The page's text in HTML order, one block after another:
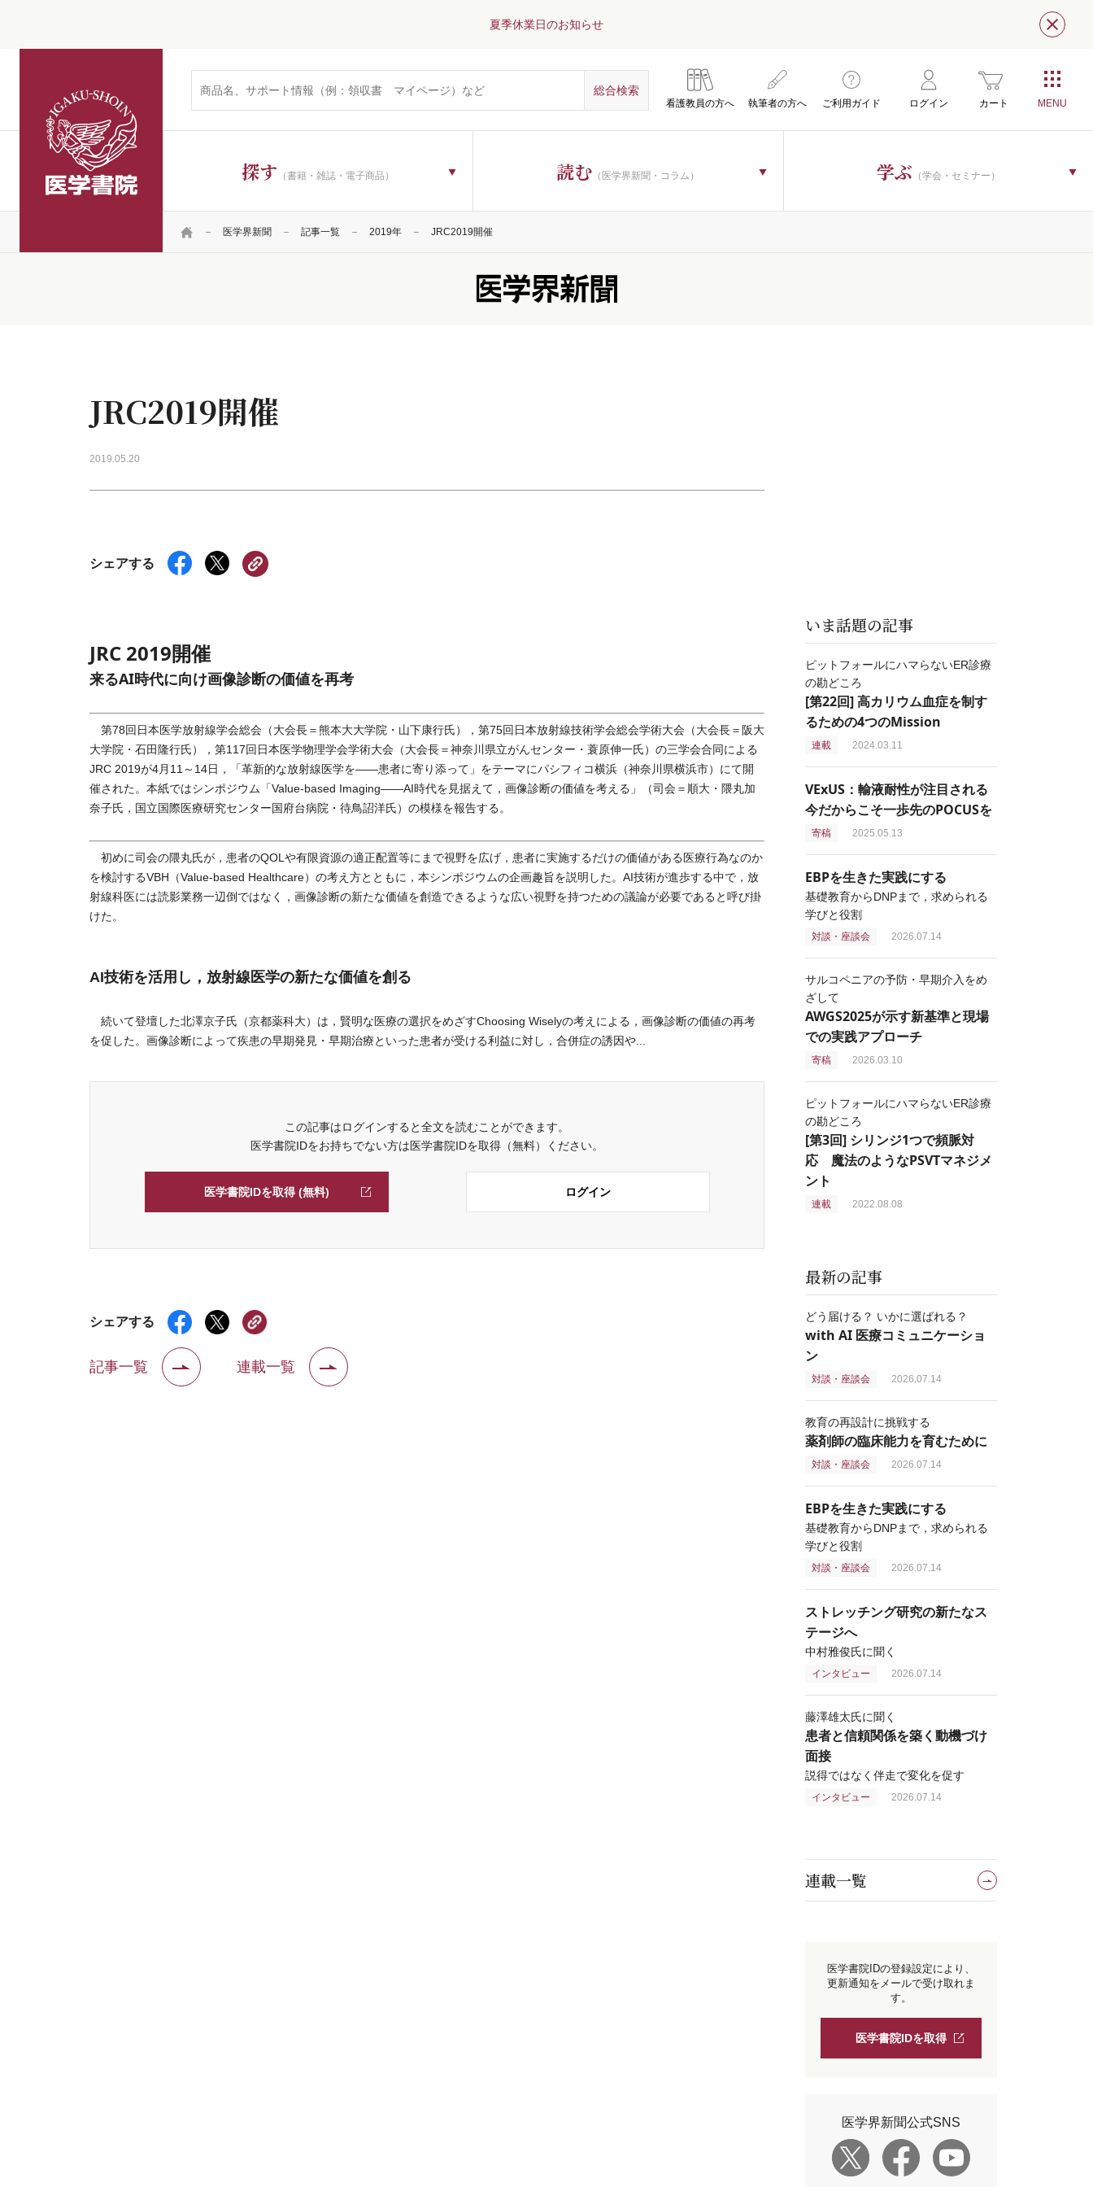
夏季休業日のお知らせ 閉じ
看護教員の方へ 執筆者の方へ ご利用ガイド ログイン カート
探す （書籍・雑誌・電子商品） 読む （医学界新聞・コラム） 学ぶ （学会・セミナー）
HOME 医学界新聞 記事一覧 2019年 JRC2019開催
JRC2019開催
2019.05.20
シェアする
JRC 2019開催
来るAI時代に向け画像診断の価値を再考
第78回日本医学放射線学会総会（大会長＝熊本大大学院・山下康行氏），第75回日本放射線技術学会総会学術大会（大会長＝阪大
大学院・石田隆行氏），第117回日本医学物理学会学術大会（大会長＝神奈川県立がんセンター・蓑原伸一氏）の三学会合同による
JRC 2019が4月11～14日，「革新的な放射線医学を――患者に寄り添って」をテーマにパシフィコ横浜（神奈川県横浜市）にて開
催された。本紙ではシンポジウム「Value-based Imaging――AI時代を見据えて，画像診断の価値を考える」（司会＝順大・隈丸加
奈子氏，国立国際医療研究センター国府台病院・待鳥詔洋氏）の模様を報告する。
初めに司会の隈丸氏が，患者のQOLや有限資源の適正配置等にまで視野を広げ，患者に実施するだけの価値がある医療行為なのか
を検討するVBH（Value-based Healthcare）の考え方とともに，本シンポジウムの企画趣旨を説明した。AI技術が進歩する中で，放
射線科医には読影業務一辺倒ではなく，画像診断の新たな価値を創造できるような広い視野を持つための議論が必要であると呼び掛
けた。
AI技術を活用し，放射線医学の新たな価値を創る
続いて登壇した北澤京子氏（京都薬科大）は，賢明な医療の選択をめざすChoosing Wiselyの考えによる，画像診断の価値の再考
を促した。画像診断によって疾患の早期発見・早期治療といった患者が受ける利益に対し，合併症の誘因や...
この記事はログインすると全文を読むことができます。
医学書院IDをお持ちでない方は医学書院IDを取得（無料）ください。
医学書院IDを取得 (無料) ログイン
シェアする
記事一覧 連載一覧
いま話題の記事
ピットフォールにハマらないER診療
の勘どころ
[第22回] 高カリウム血症を制す
るための4つのMission
連載 2024.03.11
VExUS：輸液耐性が注目される
今だからこそ一歩先のPOCUSを
寄稿 2025.05.13
EBPを生きた実践にする
基礎教育からDNPまで，求められる
学びと役割
対談・座談会 2026.07.14
サルコペニアの予防・早期介入をめ
ざして
AWGS2025が示す新基準と現場
での実践アプローチ
寄稿 2026.03.10
ピットフォールにハマらないER診療
の勘どころ
[第3回] シリンジ1つで頻脈対
応 魔法のようなPSVTマネジメ
ント
連載 2022.08.08
最新の記事
どう届ける？ いかに選ばれる？
with AI 医療コミュニケーショ
ン
対談・座談会 2026.07.14
教育の再設計に挑戦する
薬剤師の臨床能力を育むために
対談・座談会 2026.07.14
EBPを生きた実践にする
基礎教育からDNPまで，求められる
学びと役割
対談・座談会 2026.07.14
ストレッチング研究の新たなス
テージへ
中村雅俊氏に聞く
インタビュー 2026.07.14
藤澤雄太氏に聞く
患者と信頼関係を築く動機づけ
面接
説得ではなく伴走で変化を促す
インタビュー 2026.07.14
連載一覧
医学書院IDの登録設定により、
更新通知をメールで受け取れま
す。
医学書院IDを取得
医学界新聞公式SNS